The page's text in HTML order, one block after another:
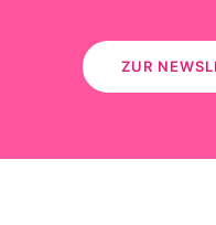
ZUR